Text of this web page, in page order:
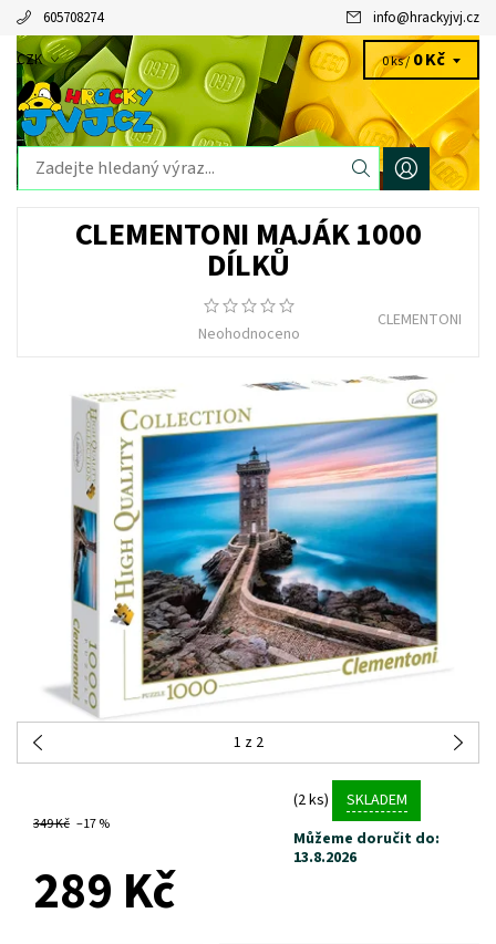
605708274 info@hrackyjvj.cz
CZK 0 ks /0 Kč
CLEMENTONI MAJÁK 1000
DÍLKŮ
Neohodnoceno
CLEMENTONI
1 z 2
349 Kč –17 %
(2 ks)
SKLADEM
Můžeme doručit do:
13.8.2026
289 Kč